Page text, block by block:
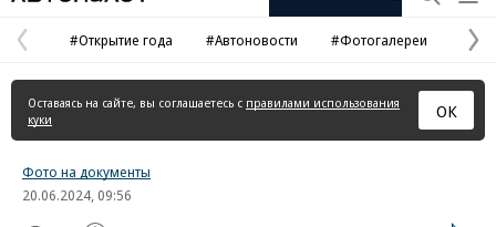
Рекламная
Предыдущая
страница
#Открытие года #Автоновости #Фотогалереи
Оставаясь на сайте, вы соглашаетесь с правилами использования
куки
ОК
Фото на документы
20.06.2024, 09:56